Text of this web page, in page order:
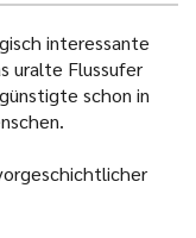
interessante
uralte Flussufer
schon in